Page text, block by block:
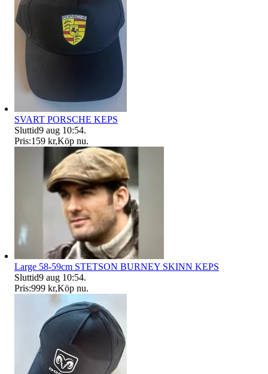
SVART PORSCHE KEPS
Sluttid9 aug 10:54.
Pris:159 kr,Köp nu.
Large 58-59cm STETSON BURNEY SKINN KEPS
Sluttid9 aug 10:54.
Pris:999 kr,Köp nu.